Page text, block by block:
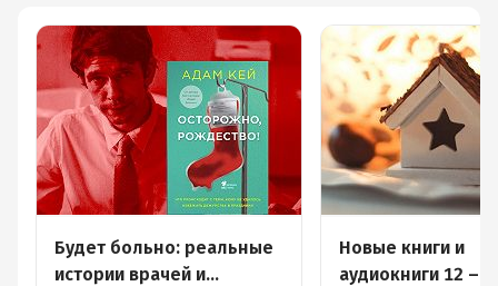
Будет больно: реальные
истории врачей и
Новые книги и
аудиокниги 12 –